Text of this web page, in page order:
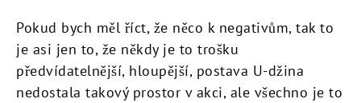
Pokud bych měl říct, že něco k negativům, tak to
je asi jen to, že někdy je to trošku
předvídatelnější, hloupější, postava U-džina
nedostala takový prostor v akci, ale všechno je to